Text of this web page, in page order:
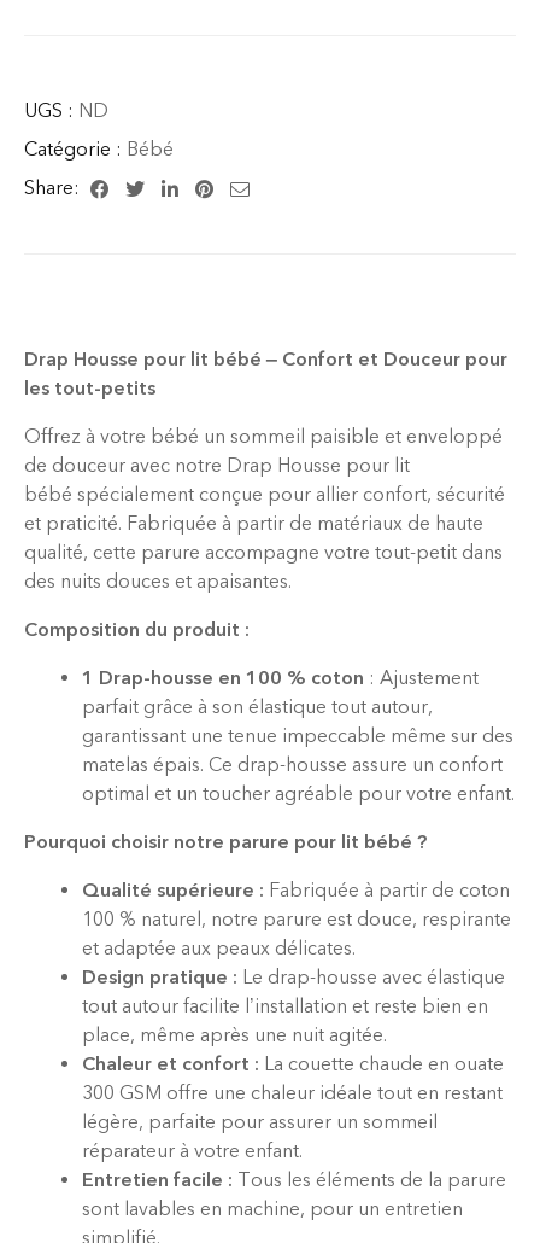
UGS : ND
Catégorie : Bébé
Share:
Drap Housse pour lit bébé – Confort et Douceur pour
les tout-petits
Offrez à votre bébé un sommeil paisible et enveloppé
de douceur avec notre Drap Housse pour lit
bébé spécialement conçue pour allier confort, sécurité
et praticité. Fabriquée à partir de matériaux de haute
qualité, cette parure accompagne votre tout-petit dans
des nuits douces et apaisantes.
Composition du produit :
1 Drap-housse en 100 % coton : Ajustement
parfait grâce à son élastique tout autour,
garantissant une tenue impeccable même sur des
matelas épais. Ce drap-housse assure un confort
optimal et un toucher agréable pour votre enfant.
Pourquoi choisir notre parure pour lit bébé ?
Qualité supérieure : Fabriquée à partir de coton
100 % naturel, notre parure est douce, respirante
et adaptée aux peaux délicates.
Design pratique : Le drap-housse avec élastique
tout autour facilite l’installation et reste bien en
place, même après une nuit agitée.
Chaleur et confort : La couette chaude en ouate
300 GSM offre une chaleur idéale tout en restant
légère, parfaite pour assurer un sommeil
réparateur à votre enfant.
Entretien facile : Tous les éléments de la parure
sont lavables en machine, pour un entretien
simplifié.